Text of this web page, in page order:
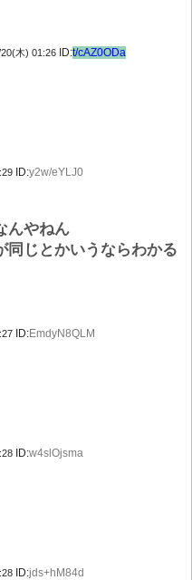
木) 01:26 ID:t/cAZ0ODa
ID:y2w/eYLJ0
んやねん
同じとかいうならわかる
ID:EmdyN8QLM
ID:w4slOjsma
ID:jds+hM84d